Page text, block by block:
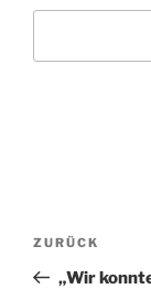
Vorheriger
Beitrag
ZURÜCK
„Wir